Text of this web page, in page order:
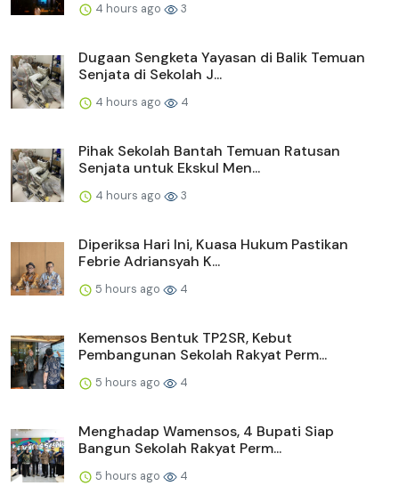
4 hours ago 3
Dugaan Sengketa Yayasan di Balik Temuan
Senjata di Sekolah J...
4 hours ago 4
Pihak Sekolah Bantah Temuan Ratusan
Senjata untuk Ekskul Men...
4 hours ago 3
Diperiksa Hari Ini, Kuasa Hukum Pastikan
Febrie Adriansyah K...
5 hours ago 4
Kemensos Bentuk TP2SR, Kebut
Pembangunan Sekolah Rakyat Perm...
5 hours ago 4
Menghadap Wamensos, 4 Bupati Siap
Bangun Sekolah Rakyat Perm...
5 hours ago 4